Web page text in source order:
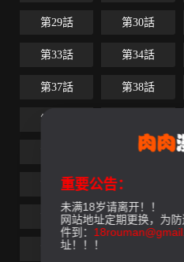
第29話 第30話
第33話 第34話
第37話 第38話
第41話
第46話
第49話 第50話
第53話 第54話
第57話
重要公告：
未满18岁请离开！！
网站地址定期更换，为
件到：
址！！！